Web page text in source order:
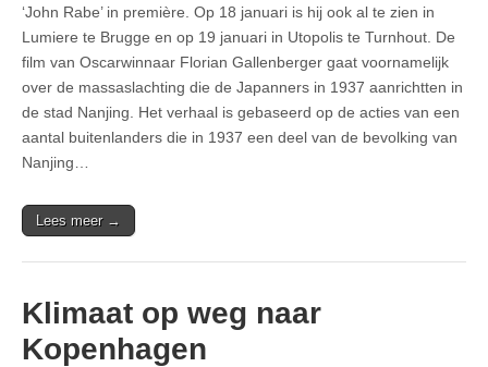
‘John Rabe’ in première. Op 18 januari is hij ook al te zien in
Lumiere te Brugge en op 19 januari in Utopolis te Turnhout. De
film van Oscarwinnaar Florian Gallenberger gaat voornamelijk
over de massaslachting die de Japanners in 1937 aanrichtten in
de stad Nanjing. Het verhaal is gebaseerd op de acties van een
aantal buitenlanders die in 1937 een deel van de bevolking van
Nanjing…
Lees meer →
Klimaat op weg naar
Kopenhagen